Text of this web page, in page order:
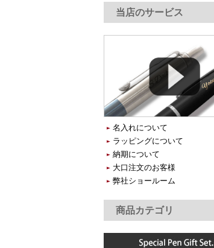
当店のサービス
名入れについて
ラッピングについて
納期について
大口注文のお客様
弊社ショールーム
商品カテゴリ